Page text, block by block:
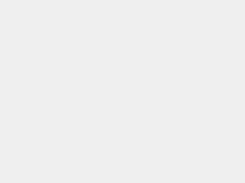
Cad. No 173, 1. Levent Plaza, B
Medya